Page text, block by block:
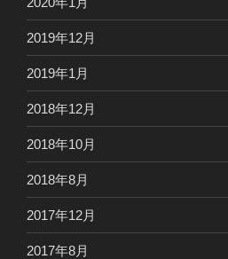
2019年12月
2019年1月
2018年12月
2018年10月
2018年8月
2017年12月
2017年8月